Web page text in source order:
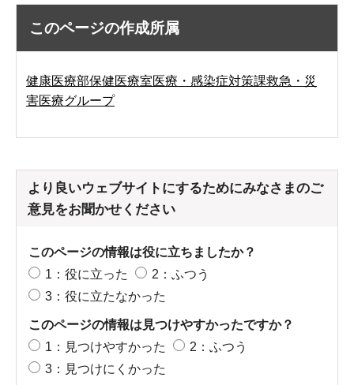
このページの作成所属
健康医療部保健医療室医療・感染症対策課救急・災
害医療グループ
より良いウェブサイトにするためにみなさまのご
意見をお聞かせください
このページの情報は役に立ちましたか？
1：役に立った
2：ふつう
3：役に立たなかった
このページの情報は見つけやすかったですか？
1：見つけやすかった
2：ふつう
3：見つけにくかった